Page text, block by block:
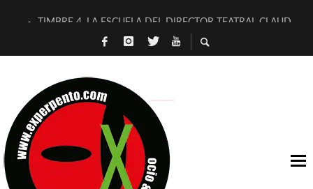
TIMBRE 4, LA ESCUELA DEL DIRECTOR TEATRAL CLAUDIO
30 AÑOS (NO ES NADA) DE LA KATARSIS DEL TOMATAZO
D’BALDOMEROS REINVENTAN [BITÁCORA 3.0] EN EXVITA
MARSHALL FLASH PRESENTA EN EXVITA [RELATIVA
JOFRE BARDAGÍ EN EXVITA INTERPRETANDO A SERRAT
YORCH PRESENTA [CURSO DE ARMONÍA PERSECUTORIA]